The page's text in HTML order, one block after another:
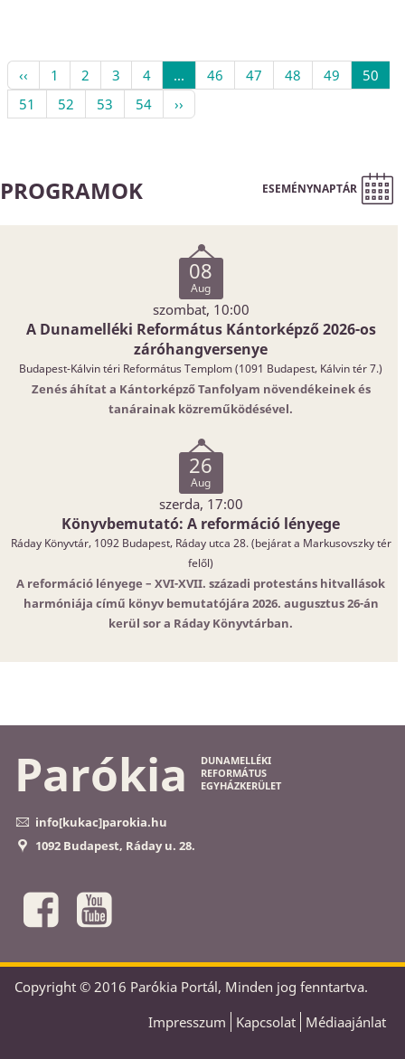
‹‹ 1 2 3 4 ... 46 47 48 49
50
51
52 53 54 ››
PROGRAMOK ESEMÉNYNAPTÁR
08
Aug
szombat, 10:00
A Dunamelléki Református Kántorképző 2026-os
záróhangversenye
Budapest-Kálvin téri Református Templom (1091 Budapest, Kálvin tér 7.)
Zenés áhítat a Kántorképző Tanfolyam növendékeinek és
tanárainak közreműködésével.
26
Aug
szerda, 17:00
Könyvbemutató: A reformáció lényege
Ráday Könyvtár, 1092 Budapest, Ráday utca 28. (bejárat a Markusovszky tér
felől)
A reformáció lényege – XVI-XVII. századi protestáns hitvallások
harmóniája című könyv bemutatójára 2026. augusztus 26-án
kerül sor a Ráday Könyvtárban.
Parókia
DUNAMELLÉKI
REFORMÁTUS
EGYHÁZKERÜLET
info[kukac]parokia.hu
1092 Budapest, Ráday u. 28.
Copyright © 2016 Parókia Portál, Minden jog fenntartva.
Impresszum
Kapcsolat Médiaajánlat